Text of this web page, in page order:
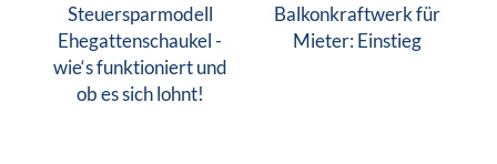
Steuersparmodell
Ehegattenschaukel -
wie‘s funktioniert und
ob es sich lohnt!
Balkonkraftwerk für
Mieter: Einstieg